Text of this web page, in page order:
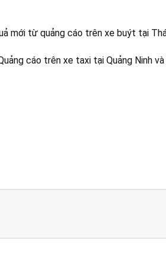
mới từ quảng cáo trên xe buýt tại
cáo trên xe taxi tại Quảng Ninh